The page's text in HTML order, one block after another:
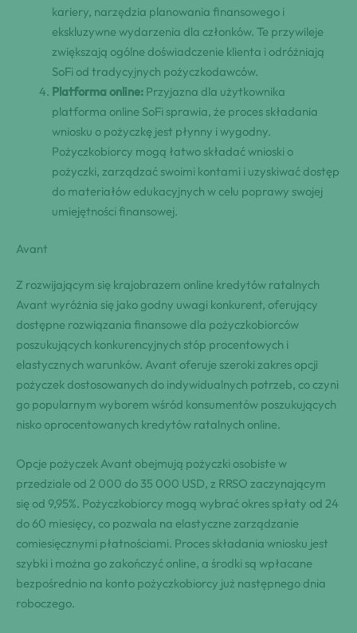
kariery, narzędzia planowania finansowego i
ekskluzywne wydarzenia dla członków. Te przywileje
zwiększają ogólne doświadczenie klienta i odróżniają
SoFi od tradycyjnych pożyczkodawców.
Platforma online: Przyjazna dla użytkownika
platforma online SoFi sprawia, że proces składania
wniosku o pożyczkę jest płynny i wygodny.
Pożyczkobiorcy mogą łatwo składać wnioski o
pożyczki, zarządzać swoimi kontami i uzyskiwać dostęp
do materiałów edukacyjnych w celu poprawy swojej
umiejętności finansowej.
Avant
Z rozwijającym się krajobrazem online kredytów ratalnych
Avant wyróżnia się jako godny uwagi konkurent, oferujący
dostępne rozwiązania finansowe dla pożyczkobiorców
poszukujących konkurencyjnych stóp procentowych i
elastycznych warunków. Avant oferuje szeroki zakres opcji
pożyczek dostosowanych do indywidualnych potrzeb, co czyni
go popularnym wyborem wśród konsumentów poszukujących
nisko oprocentowanych kredytów ratalnych online.
Opcje pożyczek Avant obejmują pożyczki osobiste w
przedziale od 2 000 do 35 000 USD, z RRSO zaczynającym
się od 9,95%. Pożyczkobiorcy mogą wybrać okres spłaty od 24
do 60 miesięcy, co pozwala na elastyczne zarządzanie
comiesięcznymi płatnościami. Proces składania wniosku jest
szybki i można go zakończyć online, a środki są wpłacane
bezpośrednio na konto pożyczkobiorcy już następnego dnia
roboczego.